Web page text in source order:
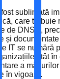
fost subliniată
care trebuie
de DNSC,
și documentate
IT se numără
atât
a
în vigoare.